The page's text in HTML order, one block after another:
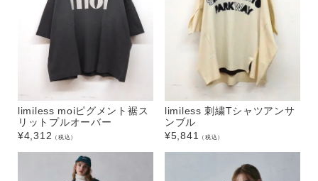
キーワード
limiless moiピグメント裾ス
リットプルオーバー
¥4,312 （税込）
limiless 刺繍Tシャツアンサ
ンブル
¥5,841 （税込）